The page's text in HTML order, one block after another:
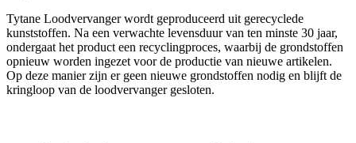
Tytane Loodvervanger wordt geproduceerd uit gerecyclede
kunststoffen. Na een verwachte levensduur van ten minste 30 jaar,
ondergaat het product een recyclingproces, waarbij de grondstoffen
opnieuw worden ingezet voor de productie van nieuwe artikelen.
Op deze manier zijn er geen nieuwe grondstoffen nodig en blijft de
kringloop van de loodvervanger gesloten.